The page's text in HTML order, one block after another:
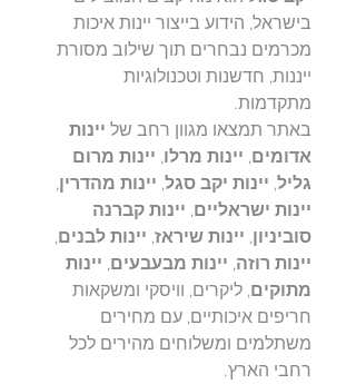
בישראל, הידוע בייצור יינות איכות
מכרמים נבחרים תוך שילוב מסורת
ייננות, חדשנות וטכנולוגיות
מתקדמות.
באתר תמצאו מגוון רחב של יינות
אדומים, יינות מרלו, יינות מרום
גליל, יינות יקב סגל, יינות מהדרין,
יינות ישראליים, יינות קברנה
סוביניון, יינות שיראז, יינות לבנים,
יינות רוזה, יינות מבעבעים, יינות
מתוקים, ליקרים, וויסקי ומשקאות
חריפים איכותיים, עם מחירים
משתלמים ומשלוחים מהירים לכל
רחבי הארץ.